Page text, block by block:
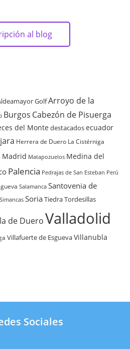
al blog
GolfArroyo de la
Burgos Cabezón de Pisuerga
del Monte destacadosecuador
Herrera de Duero La Cistérniga
Madrid Matapozuelos Medina del
Palencia Pedrajas de San Esteban Perú
Salamanca Santovenia de
Simancas SoriaTiedraTordesillas
de Duero Valladolid
Villafuerte de EsguevaVillanubla
Sociales